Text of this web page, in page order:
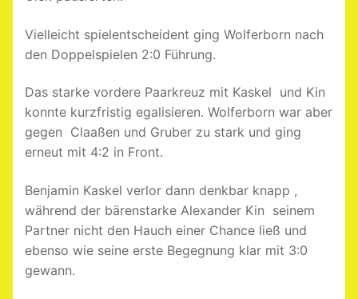
Vielleicht spielentscheident ging Wolferborn nach
den Doppelspielen 2:0 Führung.
Das starke vordere Paarkreuz mit Kaskel und Kin
konnte kurzfristig egalisieren. Wolferborn war aber
gegen Claaßen und Gruber zu stark und ging
erneut mit 4:2 in Front.
Benjamin Kaskel verlor dann denkbar knapp ,
während der bärenstarke Alexander Kin seinem
Partner nicht den Hauch einer Chance ließ und
ebenso wie seine erste Begegnung klar mit 3:0
gewann.